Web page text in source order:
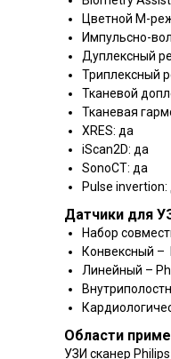
Цветной M-
Импульсно-
Дуплексный
Триплексный
Тканевой
Тканевая
XRES: да
iScan2D: да
SonoCT: да
Pulse invertion:
Датчики для
Набор
Конвексный –
Линейный –
Области
УЗИ сканер